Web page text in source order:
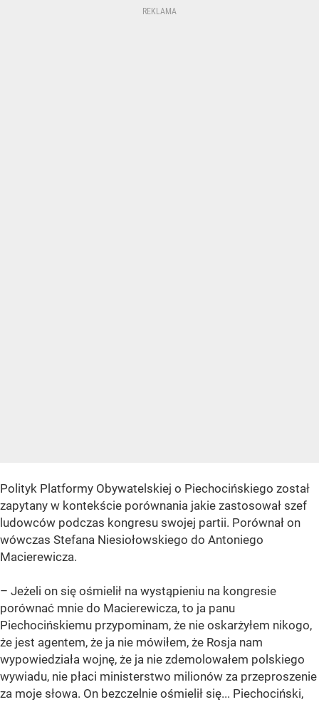
Polityk Platformy Obywatelskiej o Piechocińskiego został
zapytany w kontekście porównania jakie zastosował szef
ludowców podczas kongresu swojej partii. Porównał on
wówczas Stefana Niesiołowskiego do Antoniego
Macierewicza.
– Jeżeli on się ośmielił na wystąpieniu na kongresie
porównać mnie do Macierewicza, to ja panu
Piechocińskiemu przypominam, że nie oskarżyłem nikogo,
że jest agentem, że ja nie mówiłem, że Rosja nam
wypowiedziała wojnę, że ja nie zdemolowałem polskiego
wywiadu, nie płaci ministerstwo milionów za przeproszenie
za moje słowa. On bezczelnie ośmielił się... Piechociński,